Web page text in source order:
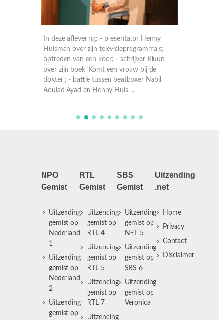
In deze aflevering: - presentator Henny
Huisman over zijn televisieprogramma's; -
optreden van een koor; - schrijver Kluun
over zijn boek 'Komt een vrouw bij de
dokter'; - battle tussen beatboxer Nabil
Aoulad Ayad en Henny Huis ...
NPO
Gemist
Uitzending
gemist op
Nederland
1
Uitzending
gemist op
Nederland
2
Uitzending
gemist op
RTL
Gemist
Uitzending
gemist op
RTL 4
Uitzending
gemist op
RTL 5
Uitzending
gemist op
RTL 7
Uitzending
SBS
Gemist
Uitzending
gemist op
NET 5
Uitzending
gemist op
SBS 6
Uitzending
gemist op
Veronica
Uitzending
.net
Home
Privacy
Contact
Disclaimer